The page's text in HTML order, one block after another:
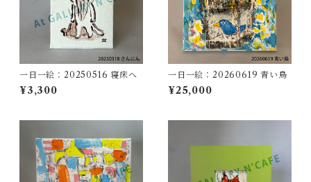
一日一絵：20250516 寝床へ
¥3,300
一日一絵：20260619 青い鳥
¥25,000